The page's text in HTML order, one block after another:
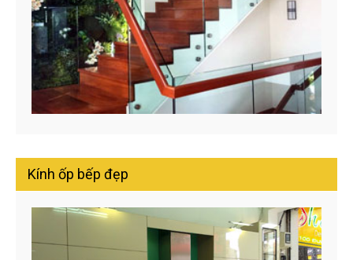
Kính ốp bếp đẹp